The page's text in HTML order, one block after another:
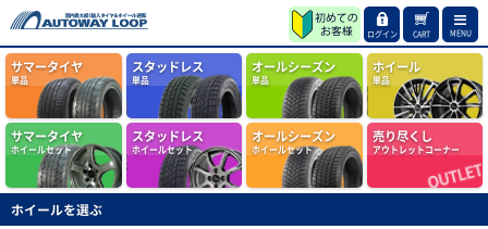
ログイン CART MENU
サマータイヤ
単品
スタッドレス
単品
オールシーズン
単品
ホイール
単品
サマータイヤ
ホイールセット
スタッドレス
ホイールセット
オールシーズン
ホイールセット
売り尽くし
アウトレットコーナー
ホイールを選ぶ